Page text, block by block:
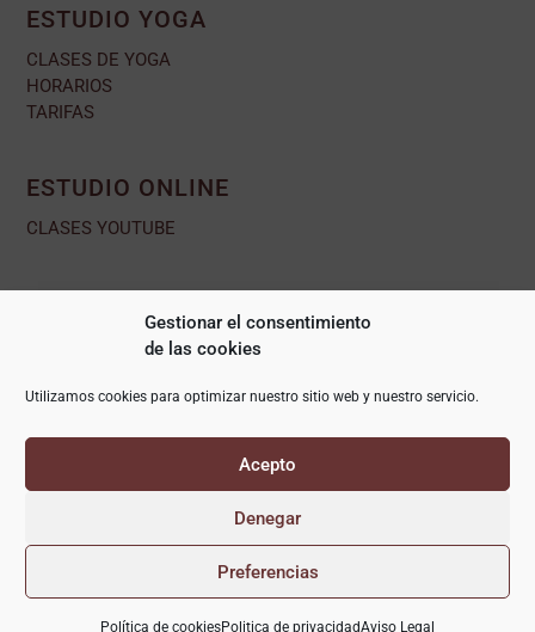
Gestionar el consentimiento
de las cookies
Utilizamos cookies para optimizar nuestro sitio web y nuestro servicio.
Acepto
Denegar
Preferencias
Política de cookiesPolitica de privacidadAviso Legal
ESTUDIO YOGA
CLASES DE YOGA
HORARIOS
TARIFAS
ESTUDIO ONLINE
CLASES YOUTUBE
ÁREA ALUMNO
© YogaKevala2026 Diseñado por MasterlyWeb
Aviso Legal Términos y condiciones
Política de Envío, Devoluciones y Desistimiento.